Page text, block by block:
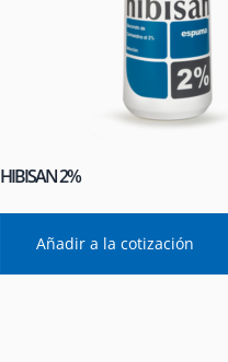
HIBISAN 2%
Añadir a la cotización